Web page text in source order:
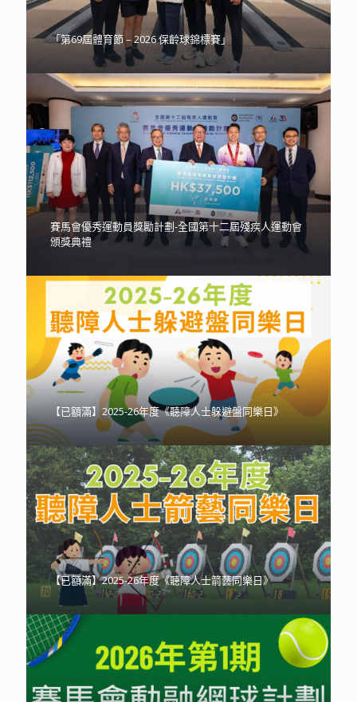
「第69屆體育節 – 2026 保齡球錦標賽」
賽馬會優秀運動員獎勵計劃-全國第十二屆殘疾人運動會
頒獎典禮
【已額滿】2025-26年度《聽障人士躲避盤同樂日》
【已額滿】2025-26年度《聽障人士箭藝同樂日》